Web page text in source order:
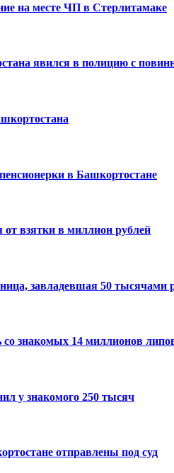
на месте ЧП в Стерлитамаке
явился в полицию с
в Башкортостане
от взятки в миллион рублей
завладевшая 50 тысячами
знакомых 14 миллионов
у знакомого 250 тысяч
отправлены под суд